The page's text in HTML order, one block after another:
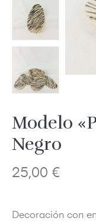
Modelo
Negro
25,00 €
Decoración con